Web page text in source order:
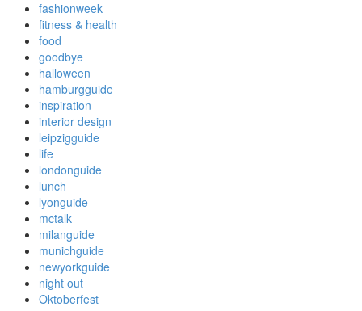
fashionweek
fitness & health
food
goodbye
halloween
hamburgguide
inspiration
interior design
leipzigguide
life
londonguide
lunch
lyonguide
mctalk
milanguide
munichguide
newyorkguide
night out
Oktoberfest